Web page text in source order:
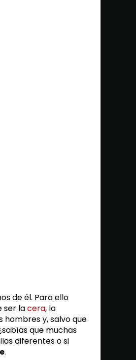
de él. Para ello
ser lacera, la
hombres y, salvo que
que muchas
diferentes o si
.